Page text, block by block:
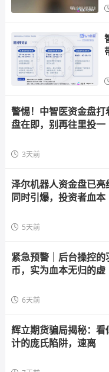
警惕！中智医资金盘
盘在即，别再往里投一
3天前
泽尔机器人资金盘已
同时引爆，投资者血本
5天前
紧急预警｜后台操控的
币，实为血本无归的虚
6天前
辉立期货骗局揭秘：
计的庞氏陷阱，速离